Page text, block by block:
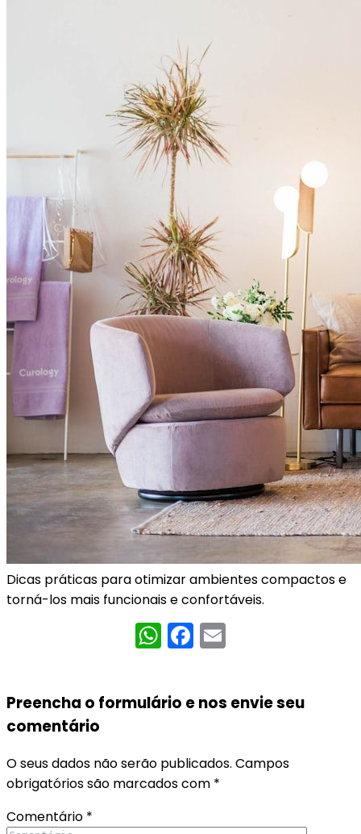
Dicas práticas para otimizar ambientes compactos e
torná-los mais funcionais e confortáveis.
WhatsApp
Facebook
Preencha o formulário e nos envie seu
comentário
O seus dados não serão publicados. Campos
obrigatórios são marcados com *
Comentário *